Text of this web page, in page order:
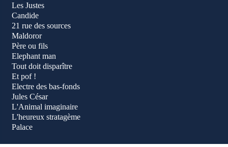
Les Justes
Candide
21 rue des sources
Maldoror
Père ou fils
Elephant man
Tout doit disparître
Et pof !
Electre des bas-fonds
Jules César
L'Animal imaginaire
L'heureux stratagème
Palace